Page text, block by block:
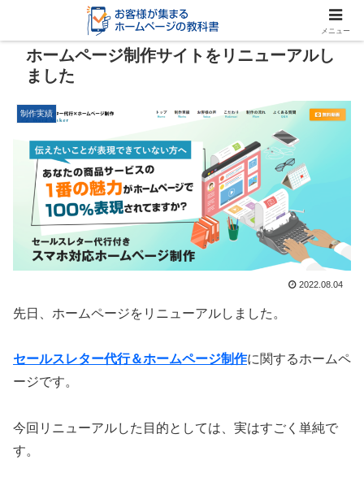
ホームページ制作サイトをリニューアルし
ました
制作実績
2022.08.04
先日、ホームページをリニューアルしました。
セールスレター代行＆ホームページ制作に関するホームペ
ージです。
今回リニューアルした目的としては、実はすごく単純で
す。
メニュー